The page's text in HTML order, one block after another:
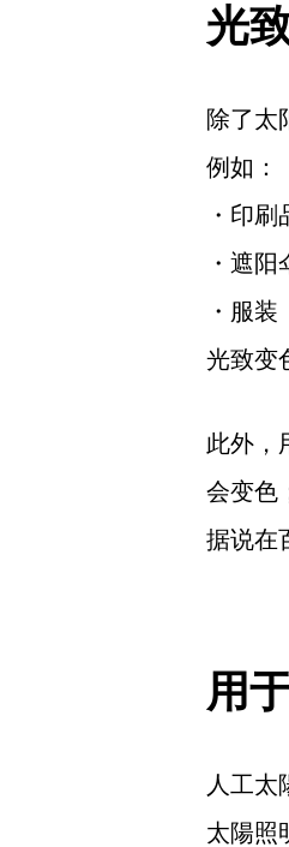
光
除了太
例如：
・印
・遮
・服
光致变
此外，
会变色
据说在
用
人工太
太陽照